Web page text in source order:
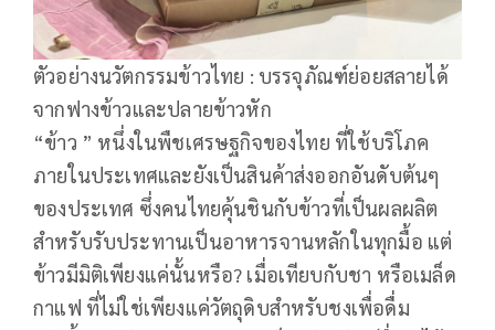
ตัวอย่างนวัตกรรมข้าวไทย : บรรจุภัณฑ์ย่อยสลายได้
จากฟางข้าวและปลายข้าวหัก
“ข้าว ” หนึ่งในพืชเศรษฐกิจของไทย ที่ใช้บริโภค
ภายในประเทศและยังเป็นสินค้าส่งออกอันดับต้นๆ
ของประเทศ ซึ่งคนไทยคุ้นชินกับข้าวที่เป็นผลผลิต
สำหรับรับประทานเป็นอาหารจานหลักในทุกมื้อ แต่
ข้าวมีมิติเพียงแค่นั้นหรือ? เมื่อเทียบกับชา หรือเมล็ด
กาแฟ ที่ไม่ใช่เพียงแค่วัตถุดิบสำหรับชงเพื่อดื่ม